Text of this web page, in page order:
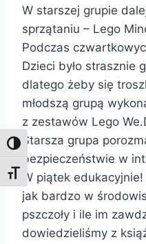
Toggle High Contrast
Toggle Font size
W starszej grupie
sprzątaniu – Lego
Podczas
Dzieci było strasznie
dlatego żeby się
młodszą grupą
z zestawów Lego
Starsza grupa
bezpieczeństwie w
W piątek
jak bardzo w
pszczoły i ile im
dowiedzieliśmy z